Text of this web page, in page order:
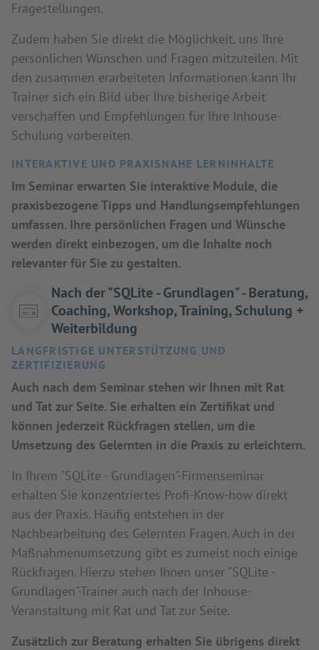
Fragestellungen.
Zudem haben Sie direkt die Möglichkeit, uns Ihre
persönlichen Wünschen und Fragen mitzuteilen. Mit
den zusammen erarbeiteten Informationen kann Ihr
Trainer sich ein Bild über Ihre bisherige Arbeit
verschaffen und Empfehlungen für Ihre Inhouse-
Schulung vorbereiten.
INTERAKTIVE UND PRAXISNAHE LERNINHALTE
Im Seminar erwarten Sie interaktive Module, die
praxisbezogene Tipps und Handlungsempfehlungen
umfassen. Ihre persönlichen Fragen und Wünsche
werden direkt einbezogen, um die Inhalte noch
relevanter für Sie zu gestalten.
Nach der "SQLite - Grundlagen" - Beratung,
Coaching, Workshop, Training, Schulung +
Weiterbildung
LANGFRISTIGE UNTERSTÜTZUNG UND
ZERTIFIZIERUNG
Auch nach dem Seminar stehen wir Ihnen mit Rat
und Tat zur Seite. Sie erhalten ein Zertifikat und
können jederzeit Rückfragen stellen, um die
Umsetzung des Gelernten in die Praxis zu erleichtern.
In Ihrem "SQLite - Grundlagen"-Firmenseminar
erhalten Sie konzentriertes Profi-Know-how direkt
aus der Praxis. Häufig entstehen in der
Nachbearbeitung des Gelernten Fragen. Auch in der
Maßnahmenumsetzung gibt es zumeist noch einige
Rückfragen. Hierzu stehen Ihnen unser "SQLite -
Grundlagen"-Trainer auch nach der Inhouse-
Veranstaltung mit Rat und Tat zur Seite.
Zusätzlich zur Beratung erhalten Sie übrigens direkt